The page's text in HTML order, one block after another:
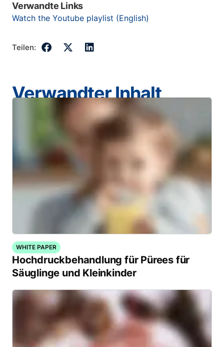
Verwandte Links
Watch the Youtube playlist (English)
Teilen:
Verwandter Inhalt
WHITE PAPER
Hochdruckbehandlung für Pürees für
Säuglinge und Kleinkinder